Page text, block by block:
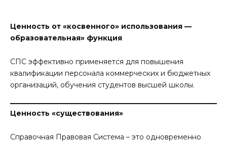
Ценность от «косвенного» использования —
образовательная» функция
СПС эффективно применяется для повышения
квалификации персонала коммерческих и бюджетных
организаций, обучения студентов высшей школы.
Ценность «существования»
Справочная Правовая Система – это одновременно